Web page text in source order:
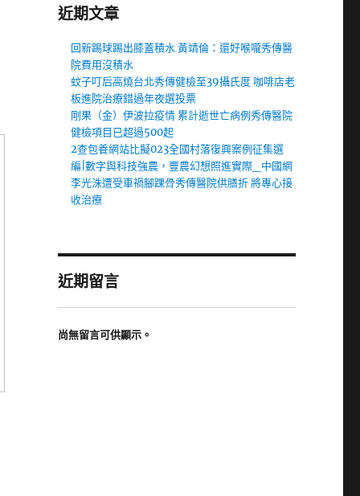
近期文章
回新踢球踢出膝蓋積水 黃靖倫：還好喉嚨秀傳醫
院費用沒積水
蚊子叮后高燒台北秀傳健檢至39攝氏度 咖啡店老
板進院治療錯過年夜選投票
剛果（金）伊波拉疫情 累計逝世亡病例秀傳醫院
健檢項目已超過500起
2查包養網站比擬023全國村落復興案例征集選
編|數字與科技強農，豐農幻想照進實際_中國網
李光洙遭受車禍腳踝骨秀傳醫院供膳折 將專心接
收治療
近期留言
尚無留言可供顯示。